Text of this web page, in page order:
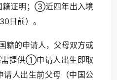
证明；③近四年出入境
日前）。
籍的申请人，父母双方或
需提供①申请人出生即取
人出生前父母（中国公